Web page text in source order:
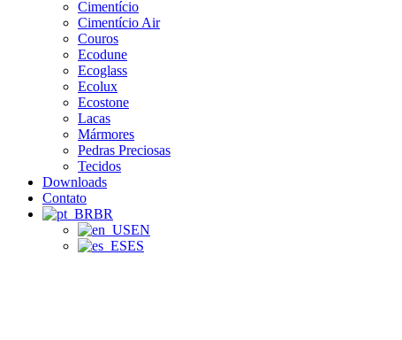
Cimentício
Cimentício Air
Couros
Ecodune
Ecoglass
Ecolux
Ecostone
Lacas
Mármores
Pedras Preciosas
Tecidos
Downloads
Contato
BR
EN
ES